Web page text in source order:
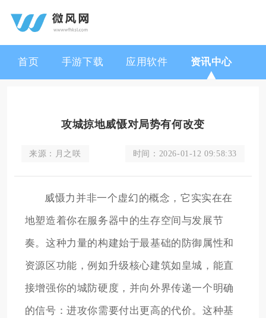
首页 手游下载 应用软件 资讯中心
攻城掠地威慑对局势有何改变
来源： 月之咲 时间： 2026-01-12 09:58:33
威慑力并非一个虚幻的概念，它实实在在
地塑造着你在服务器中的生存空间与发展节
奏。这种力量的构建始于最基础的防御属性和
资源区功能，例如升级核心建筑如皇城，能直
接增强你的城防硬度，并向外界传递一个明确
的信号：进攻你需要付出更高的代价。这种基